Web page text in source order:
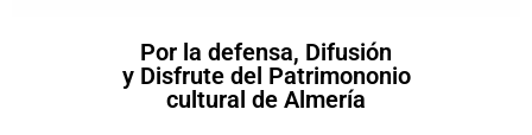
Por la defensa, Difusión
y Disfrute del Patrimononio
cultural de Almería